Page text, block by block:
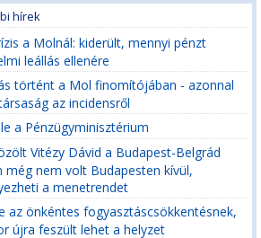
hírek
a Molnál: kiderült, mennyi pénzt
leállás ellenére
történt a Mol finomítójában - azonnal
az incidensről
a Pénzügyminisztérium
Vitézy Dávid a Budapest-Belgrád
még nem volt Budapesten kívül,
a menetrendet
az önkéntes fogyasztáscsökkentésnek,
újra feszült lehet a helyzet